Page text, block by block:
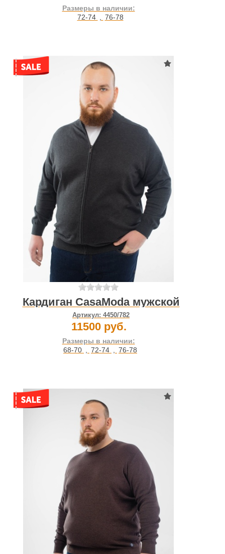
Размеры в наличии:
72-74 , 76-78
Кардиган CasaModa мужской
Артикул: 4450/782
11500 руб.
Размеры в наличии:
68-70 , 72-74 , 76-78